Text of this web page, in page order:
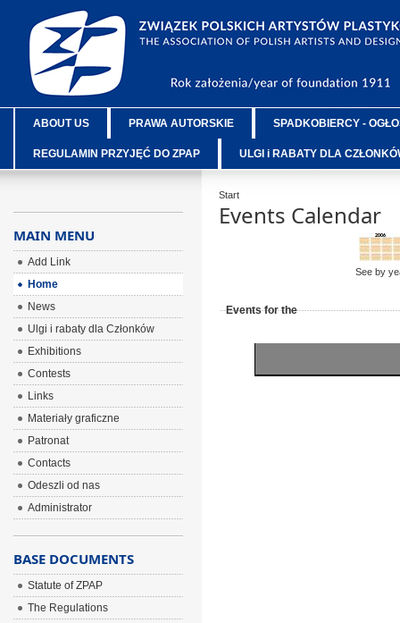
ABOUT US PRAWA AUTORSKIE SPADKOBIERCY -
REGULAMIN PRZYJĘĆ DO ZPAP ULGI i RABATY DLA
Start
Events Calendar
See by
Events for the
MAIN MENU
Add Link
Home
News
Ulgi i rabaty dla Członków
Exhibitions
Contests
Links
Materiały graficzne
Patronat
Contacts
Odeszli od nas
Administrator
BASE DOCUMENTS
Statute of ZPAP
The Regulations